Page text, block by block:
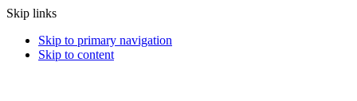
Skip links
Skip to primary navigation
Skip to content